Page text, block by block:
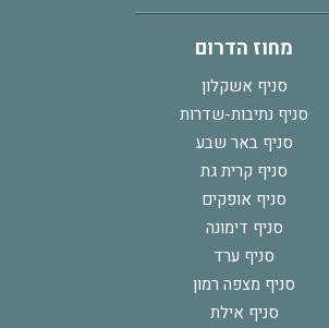
מחוז הדרום
סניף אשקלון
סניף נתיבות-שדרות
סניף באר שבע
סניף קרית גת
סניף אופקים
סניף דימונה
סניף ערד
סניף מצפה רמון
סניף אילת